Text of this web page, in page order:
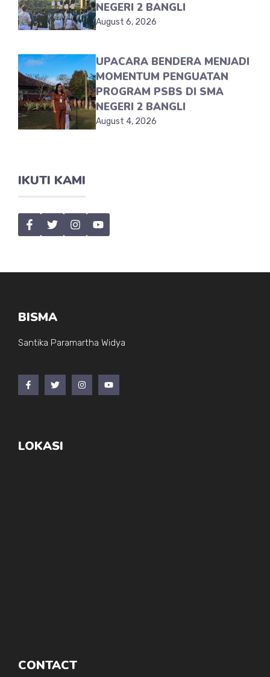
NEGERI 2 BANGLI
August 6, 2026
UPACARA BENDERA MENJADI
MOMENTUM PENGUATAN
PROGRAM PSBS DI SMA
NEGERI 2 BANGLI
August 4, 2026
IKUTI KAMI
BISMA
Santika Paramartha Widya
LOKASI
CONTACT